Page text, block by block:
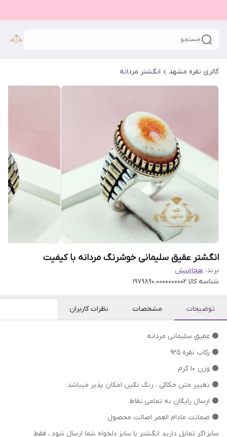
جستجو
گالری نقره مشهد انگشتر مردانه
انگشتر عقیق سلیمانی خوشرنگ مردانه با کیفیت
برند: هخامنش
شناسه کالا 1979890.0000000002
توضیحات مشخصات نظرات کاربران
⚫ عقیق سلیمانی مردانه
⚫ رکاب نقره 925
⚫ وزن 10 گرم
⁦⁩⚫ تغییر متن حکاکی ، رنگ نگین امکان پذیر میباشد
⚫ ارسال رایگان به تمامی نقاط
⚫ ضمانت مادام العمر اصالت محصول
سایز:اگر تمایل دارید انگشتر با سایز دلخواه شما ارسال شود ، فقط